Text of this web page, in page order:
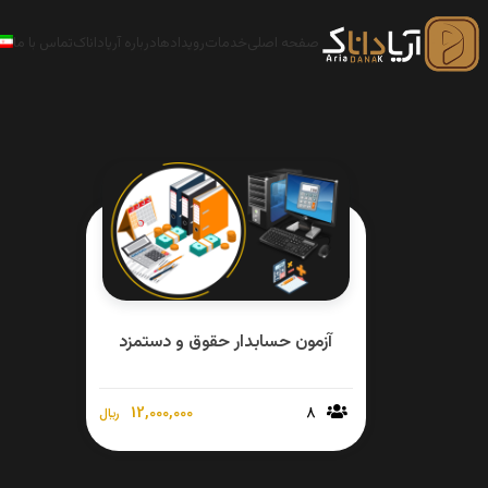
صفحه اصلی خدمات رویدادها درباره آریاداناکتماس با ما
آزمون حسابدار حقوق و دستمزد
8
12,000,000 ﷼